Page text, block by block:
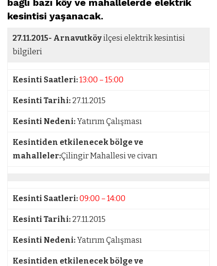
kesintisi yaşanacak.
27.11.2015- Arnavutköyilçesi elektrik kesintisi
bilgileri
Kesinti Saatleri:13:00 – 15:00
Kesinti Tarihi: 27.11.2015
Kesinti Nedeni:Yatırım Çalışması
Kesintiden etkilenecek bölge ve
mahalleler:Çilingir Mahallesi ve civarı
Kesinti Saatleri:09:00 – 14:00
Kesinti Tarihi: 27.11.2015
Kesinti Nedeni:Yatırım Çalışması
Kesintiden etkilenecek bölge ve